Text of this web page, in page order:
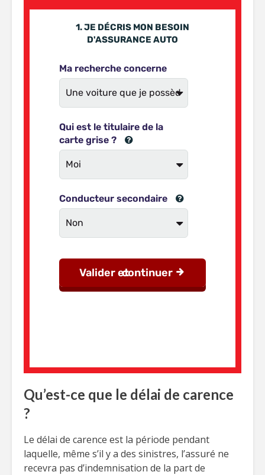
Qu’est-ce que le délai de carence
?
Le délai de carence est la période pendant
laquelle, même s’il y a des sinistres, l’assuré ne
recevra pas d’indemnisation de la part de